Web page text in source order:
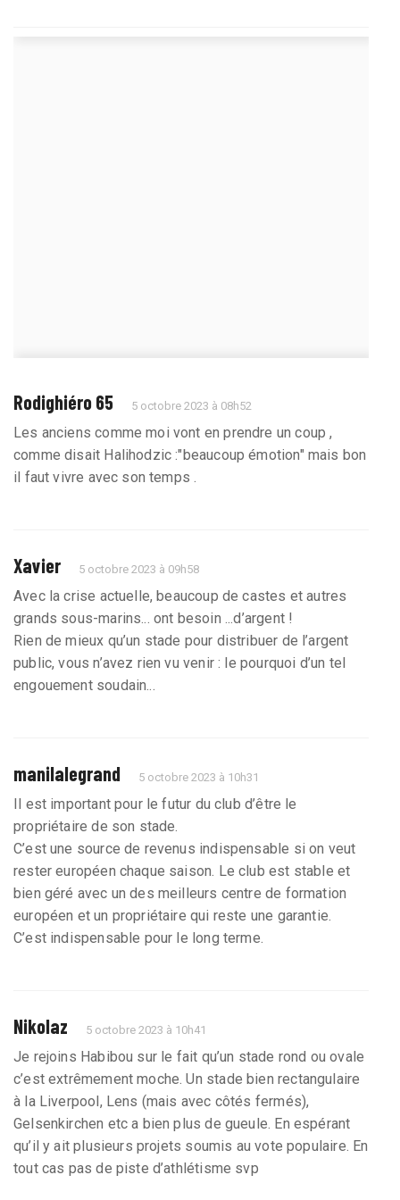
Rodighiéro 65 5 octobre 2023 à 08h52
Les anciens comme moi vont en prendre un coup ,
comme disait Halihodzic :"beaucoup émotion" mais bon
il faut vivre avec son temps .
Xavier 5 octobre 2023 à 09h58
Avec la crise actuelle, beaucoup de castes et autres
grands sous-marins... ont besoin ...d’argent !
Rien de mieux qu’un stade pour distribuer de l’argent
public, vous n’avez rien vu venir : le pourquoi d’un tel
engouement soudain...
manilalegrand 5 octobre 2023 à 10h31
Il est important pour le futur du club d’être le
propriétaire de son stade.
C’est une source de revenus indispensable si on veut
rester européen chaque saison. Le club est stable et
bien géré avec un des meilleurs centre de formation
européen et un propriétaire qui reste une garantie.
C’est indispensable pour le long terme.
Nikolaz 5 octobre 2023 à 10h41
Je rejoins Habibou sur le fait qu’un stade rond ou ovale
c’est extrêmement moche. Un stade bien rectangulaire
à la Liverpool, Lens (mais avec côtés fermés),
Gelsenkirchen etc a bien plus de gueule. En espérant
qu’il y ait plusieurs projets soumis au vote populaire. En
tout cas pas de piste d’athlétisme svp